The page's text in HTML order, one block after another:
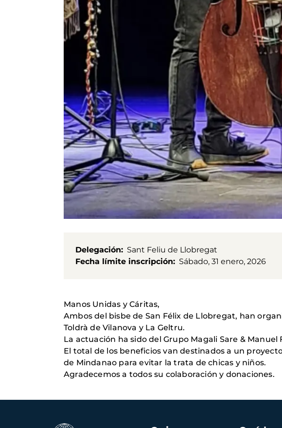
Delegación
Sant Feliu de Llobregat
Fecha límite inscripción
Sábado, 31 enero, 2026
Manos Unidas y Cáritas,
Ambos del bisbe de San Félix de Llobregat, han
Toldrà de Vilanova y La Geltru.
La actuación ha sido del Grupo Magali Sare & Manuel
El total de los beneficios van destinados a un
de Mindanao para evitar la trata de chicas y niños.
Agradecemos a todos su colaboración y donaciones.